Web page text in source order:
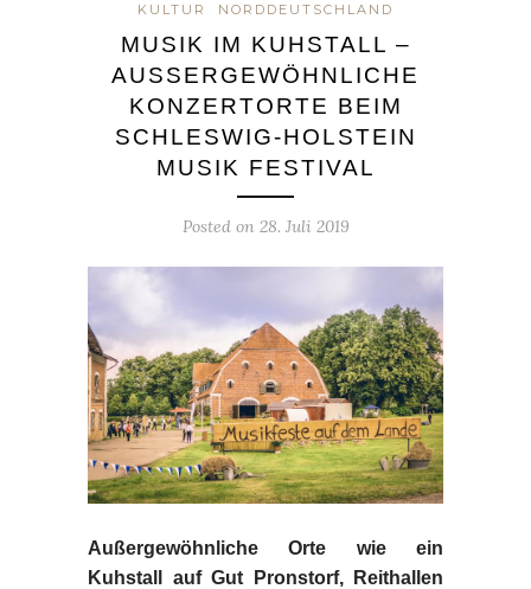
KULTUR NORDDEUTSCHLAND
MUSIK IM KUHSTALL –
AUSSERGEWÖHNLICHE K
ONZERTORTE BEIM S
CHLESWIG-HOLSTEIN M
USIK FESTIVAL
Posted on 28. Juli 2019
Außergewöhnliche Orte wie ein
Kuhstall auf Gut Pronstorf, Reithallen